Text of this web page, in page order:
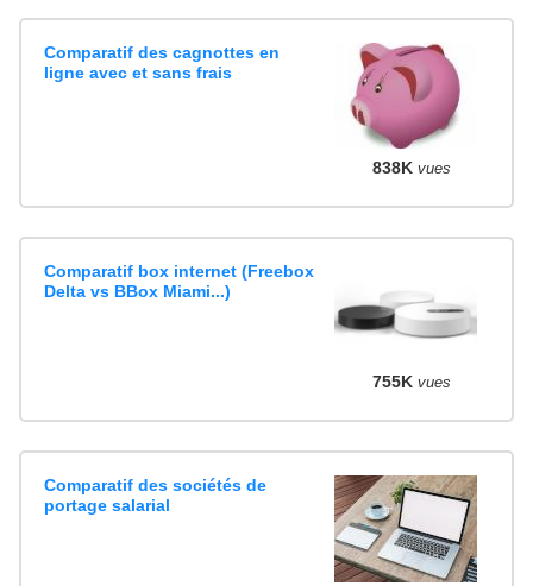
Comparatif des cagnottes en
ligne avec et sans frais
838K vues
Comparatif box internet (Freebox
Delta vs BBox Miami...)
755K vues
Comparatif des sociétés de
portage salarial